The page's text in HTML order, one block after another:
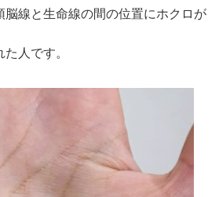
脳線と生命線の間の位置にホクロが
人です。